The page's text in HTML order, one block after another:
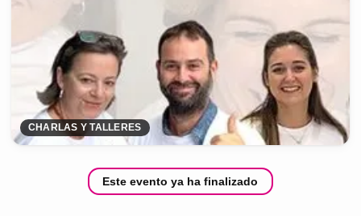
CHARLAS Y TALLERES
Este evento ya ha finalizado